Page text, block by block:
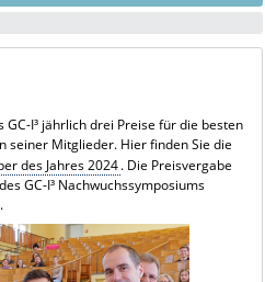
I³ jährlich drei Preise für die besten
seiner Mitglieder. Hier finden Sie die
des Jahres 2024. Die Preisvergabe
GC-I³ Nachwuchssymposiums